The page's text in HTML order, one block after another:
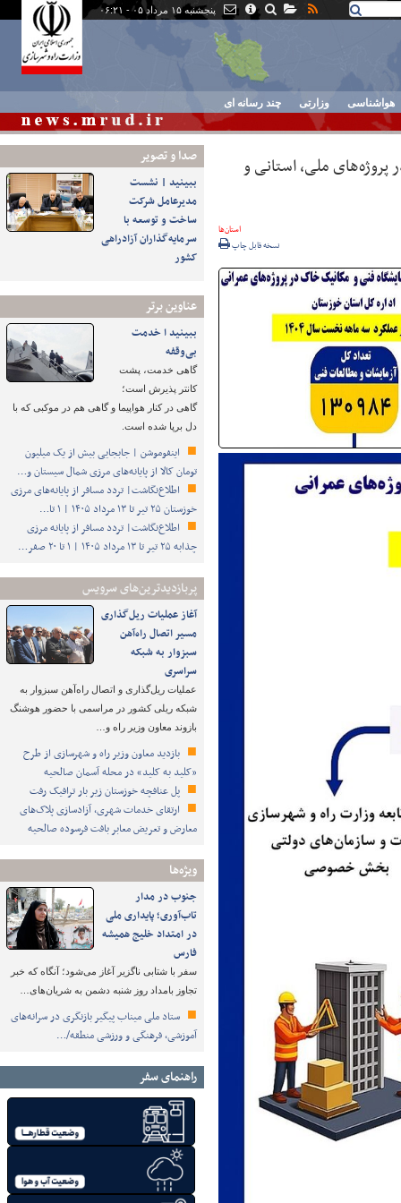
پنجشنبه ۱۵ مرداد ۰۵ - ۰۶:۲۱
هواشناسی وزارتی چند رسانه ای
صدا و تصوير
ببینید | نشست
مدیرعامل شرکت
ساخت و توسعه با
سرمایه‌گذاران آزادراهی
کشور
عناوین برتر
ببینید ا خدمت
بی‌وقفه
گاهی خدمت، پشت
کانتر پذیرش است؛
گاهی در کنار هواپیما و گاهی هم در موکبی که با
دل برپا شده است.
اینفوموشن | جابجایی بیش از یک میلیون
تومان کالا از پایانه‌های مرزی شمال سیستان و…
اطلاع‌نگاشت| تردد مسافر از پایانه‌های مرزی
خوزستان ۲۵ تیر تا ۱۳ مرداد ۱۴۰۵ | ۱ تا…
اطلاع‌نگاشت| تردد مسافر از پایانه‌ مرزی
چذابه ۲۵ تیر تا ۱۳ مرداد ۱۴۰۵ | ۱ تا ۲۰ صفر…
پربازدیدترین‌های سرویس
آغاز عملیات ریل‌گذاری
مسیر اتصال راه‌آهن
سبزوار به شبکه
سراسری
عملیات ریل‌گذاری و اتصال راه‌آهن سبزوار به
شبکه ریلی کشور در مراسمی با حضور هوشنگ
بازوند معاون وزیر راه و…
بازدید معاون وزیر راه و شهرسازی از طرح
«کلید به کلید» در محله آسمان صالحیه
پل عنافچه خوزستان زیر بار ترافیک رفت
ارتقای خدمات شهری، آزادسازی پلاک‌های
معارض و تعریض معابر بافت فرسوده صالحیه
ویژه‌ها
جنوب در مدار
تاب‌آوری؛ پایداری ملی
در امتداد خلیج همیشه
فارس
سفر با شتابی ناگزیر آغاز می‌شود؛ آنگاه که خبر
تجاوز بامداد روز شنبه دشمن به شریان‌های…
ستاد ملی میناب پیگیر بازنگری در سرانه‌های
آموزشی، فرهنگی و ورزشی منطقه/…
راهنمای سفر
ملی، استانی و
استان‌ها
نسخه قابل چاپ